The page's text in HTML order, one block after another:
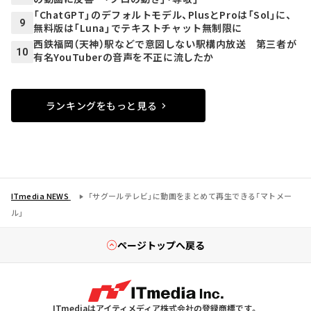
9
「ChatGPT」のデフォルトモデル、PlusとProは「Sol」に、
無料版は「Luna」でテキストチャット無制限に
10
西鉄福岡（天神）駅などで意図しない駅構内放送 第三者が
有名YouTuberの音声を不正に流したか
ランキングをもっと見る
ITmedia NEWS
「サグールテレビ」に動画をまとめて再生できる「マトメー
ル」
ページトップへ戻る
ITmediaはアイティメディア株式会社の登録商標です。